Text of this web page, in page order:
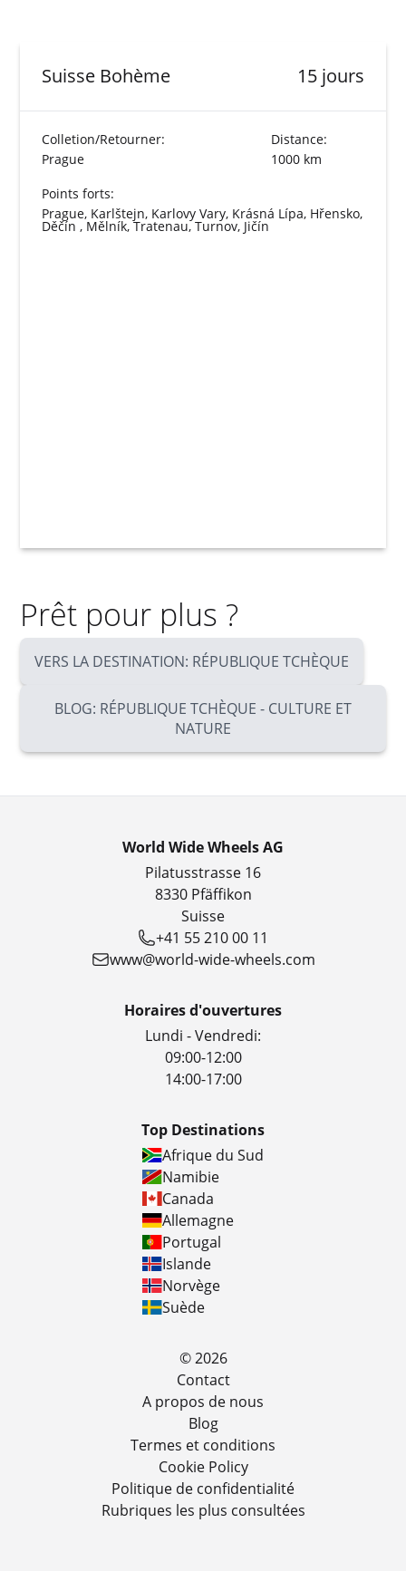
Suisse Bohème 15 jours
Colletion/Retourner:
Prague
Distance:
1000 km
Points forts:
Prague, Karlštejn, Karlovy Vary, Krásná Lípa, Hřensko,
Děčín , Mělník, Tratenau, Turnov, Jičín
Prêt pour plus ?
VERS LA DESTINATION: RÉPUBLIQUE TCHÈQUE
BLOG: RÉPUBLIQUE TCHÈQUE - CULTURE ET
NATURE
World Wide Wheels AG
Pilatusstrasse 16
8330 Pfäffikon
Suisse
+41 55 210 00 11
www@world-wide-wheels.com
Horaires d'ouvertures
Lundi - Vendredi:
09:00-12:00
14:00-17:00
Top Destinations
Afrique du Sud
Namibie
Canada
Allemagne
Portugal
Islande
Norvège
Suède
© 2026
Contact
A propos de nous
Blog
Termes et conditions
Cookie Policy
Politique de confidentialité
Rubriques les plus consultées